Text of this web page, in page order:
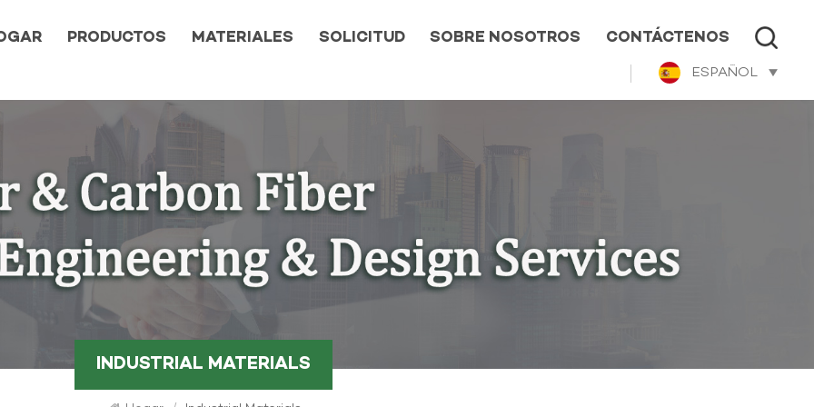
PRODUCTOS MATERIALES SOLICITUD SOBRE NOSOTROS
CONTÁCTENOS
ESPAÑOL
INDUSTRIAL MATERIALS